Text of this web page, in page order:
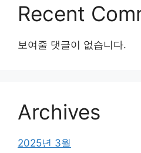
Recent
보여줄 댓글이 없습니다.
Archives
2025년 3월